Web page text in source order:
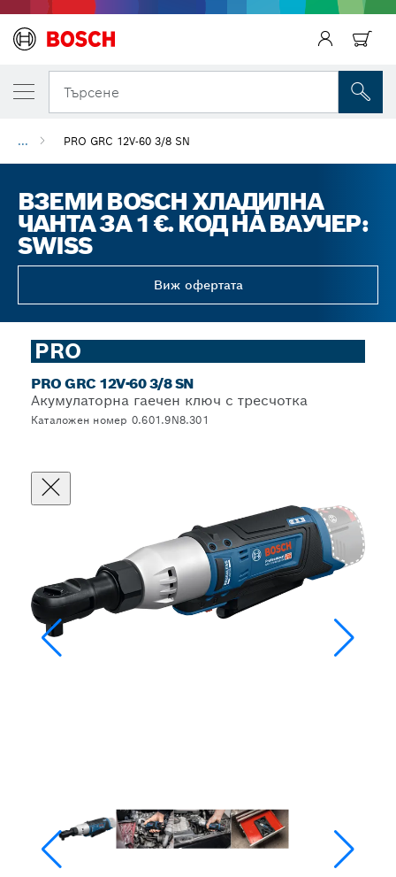
Търсене
... PRO GRC 12V-60 3/8 SN
ВЗЕМИ BOSCH ХЛАДИЛНА
ЧАНТА ЗА 1 €. КОД НА ВАУЧЕР:
SWISS
Виж офертата
PRO
PRO GRC 12V-60 3/8 SN
Акумулаторна гаечен ключ с тресчотка
Каталожен номер 0.601.9N8.301